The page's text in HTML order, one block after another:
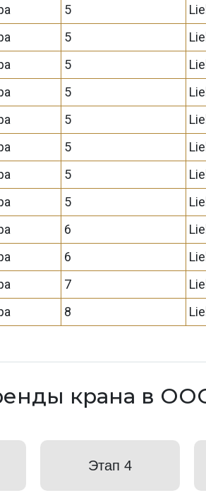
5
5
5
5
5
5
5
5
6
6
7
8
крана в
Этап 4